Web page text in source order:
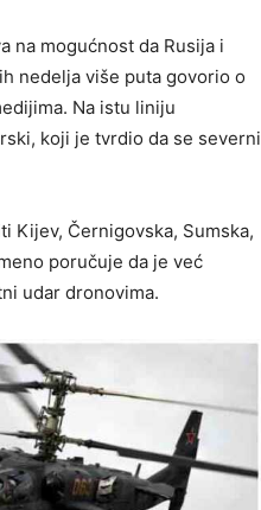
na mogućnost da Rusija i
nedelja više puta govorio o
Na istu liniju
koji je tvrdio da se severni
Kijev, Černigovska, Sumska,
poručuje da je već
udar dronovima.